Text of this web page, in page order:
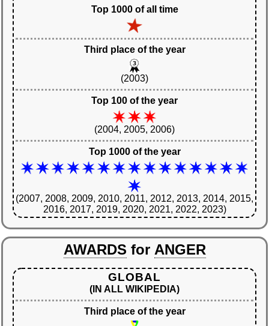
Top 1000 of all time
Third place of the year
(2003)
Top 100 of the year
(2004, 2005, 2006)
Top 1000 of the year
(2007, 2008, 2009, 2010, 2011, 2012, 2013, 2014, 2015,
2016, 2017, 2019, 2020, 2021, 2022, 2023)
AWARDS for ANGER
GLOBAL
(IN ALL WIKIPEDIA)
Third place of the year